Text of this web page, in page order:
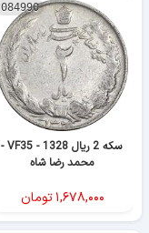
084990
سکه 2 ریال 1328 - VF35 -
محمد رضا شاه
۱,۶۷۸,۰۰۰تومان